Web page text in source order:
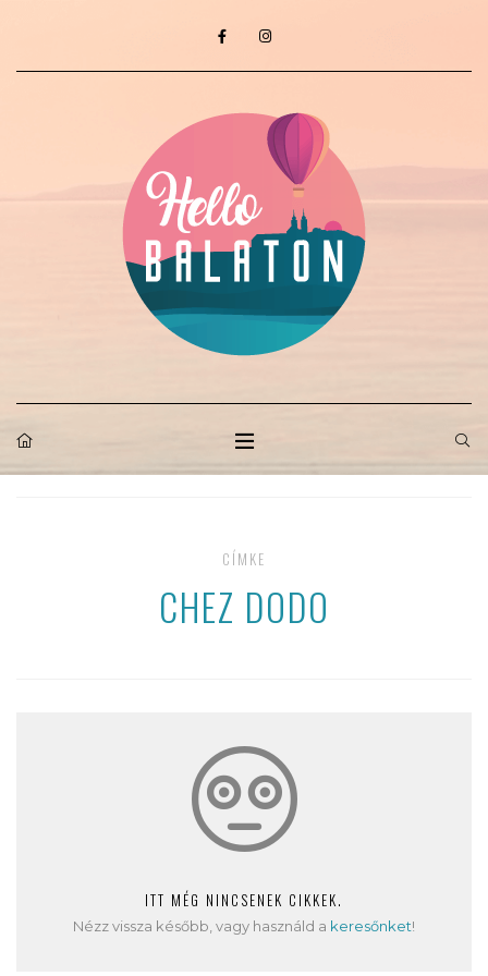
CÍMKE
CHEZ DODO
ITT MÉG NINCSENEK CIKKEK.
Nézz vissza később, vagy használd a keresőnket!